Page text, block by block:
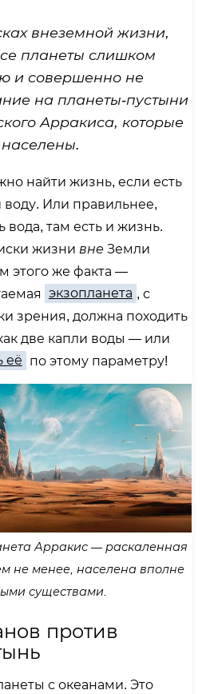
внеземной жизни,
планеты слишком
и совершенно не
на планеты-пустыни
Арракиса, которые
найти жизнь, если есть
Или правильнее,
вода, там есть и жизнь.
жизни вне Земли
этого же факта —
экзопланета , с
зрения, должна походить
две капли воды — или
её по этому параметру!
Арракис — раскаленная
не менее, населена вполне
существами.
против
с океанами. Это